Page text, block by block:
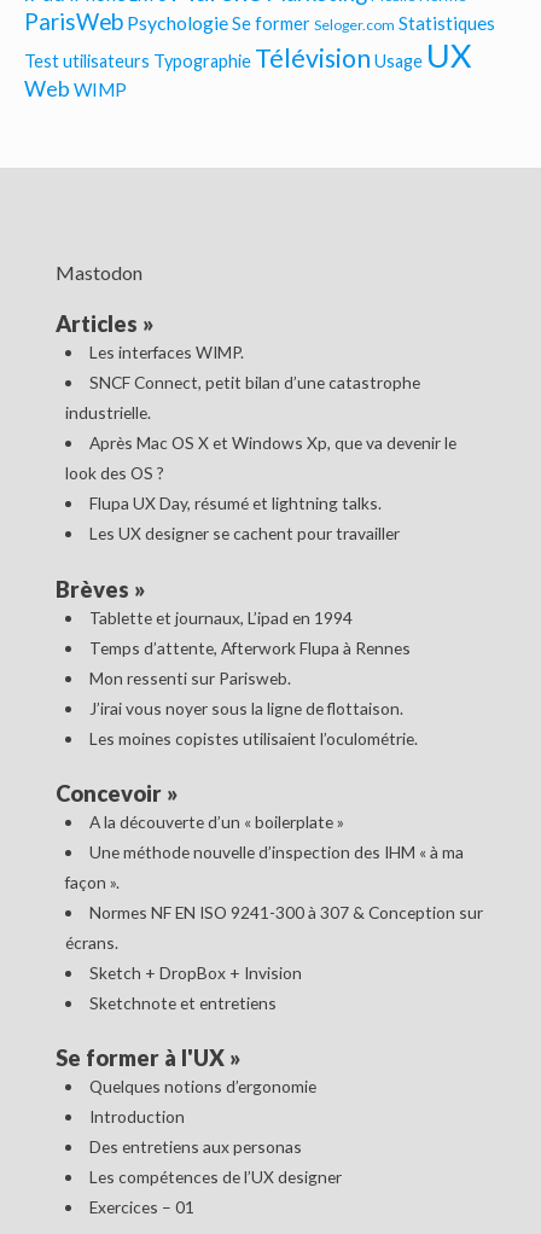
ParisWeb PsychologieSe former Seloger.com Statistiques
Test utilisateurs Typographie Télévision Usage UX
Web WIMP
Mastodon
Articles »
Les interfaces WIMP.
SNCF Connect, petit bilan d’une catastrophe
industrielle.
Après Mac OS X et Windows Xp, que va devenir le
look des OS ?
Flupa UX Day, résumé et lightning talks.
Les UX designer se cachent pour travailler
Brèves »
Tablette et journaux, L’ipad en 1994
Temps d’attente, Afterwork Flupa à Rennes
Mon ressenti sur Parisweb.
J’irai vous noyer sous la ligne de flottaison.
Les moines copistes utilisaient l’oculométrie.
Concevoir»
A la découverte d’un « boilerplate »
Une méthode nouvelle d’inspection des IHM « à ma
façon ».
Normes NF EN ISO 9241-300 à 307 & Conception sur
écrans.
Sketch + DropBox + Invision
Sketchnote et entretiens
Se former à l'UX»
Quelques notions d’ergonomie
Introduction
Des entretiens aux personas
Les compétences de l’UX designer
Exercices – 01